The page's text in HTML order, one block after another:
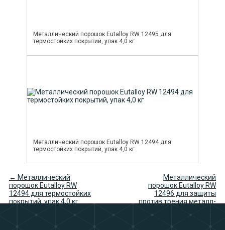
Металлический порошок Eutalloy RW 12495 для
термостойких покрытий, упак 4,0 кг
Металлический порошок Eutalloy RW 12494 для
термостойких покрытий, упак 4,0 кг
← Металлический
порошок Eutalloy RW
12494 для термостойких
покрытий, упак 4,0 кг
Металлический
порошок Eutalloy RW
12496 для защиты
против трения металл-
износа, упак 4,0 кг →